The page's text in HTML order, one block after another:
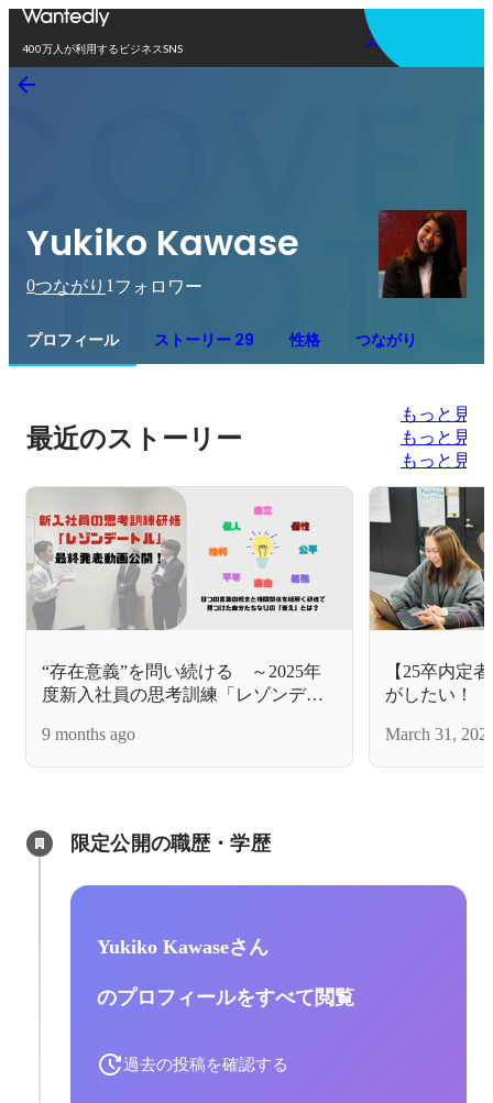
400万人が利用するビジネスSNS
アプリを使う
Yukiko Kawase
0つながり 1 フォロワー
プロフィール ストーリー 29 性格 つながり
最近のストーリー
もっと見る
もっと見る
もっと見る
“存在意義”を問い続ける ～2025年
度新入社員の思考訓練「レゾンデー
9 months ago
【25卒内定
がしたい！
March 31,
限定公開の職歴・学歴
Yukiko Kawaseさん
のプロフィールをすべて閲覧
過去の投稿を確認する